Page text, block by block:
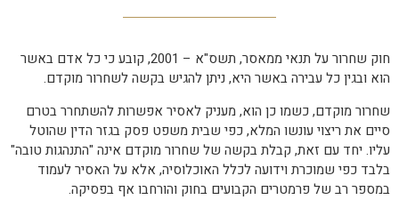
חוק שחרור על תנאי ממאסר, תשס"א – 2001, קובע כי כל אדם באשר
הוא ובגין כל עבירה באשר היא, ניתן להגיש בקשה לשחרור מוקדם.
שחרור מוקדם, כשמו כן הוא, מעניק לאסיר אפשרות להשתחרר בטרם
סיים את ריצוי עונשו המלא, כפי שבית משפט פסק בגזר הדין שהוטל
עליו. יחד עם זאת, קבלת בקשה של שחרור מוקדם אינה "התנהגות טובה"
בלבד כפי שמוכרת וידועה לכלל האוכלוסיה, אלא על האסיר לעמוד
במספר רב של פרמטרים הקבועים בחוק והורחבו אף בפסיקה.